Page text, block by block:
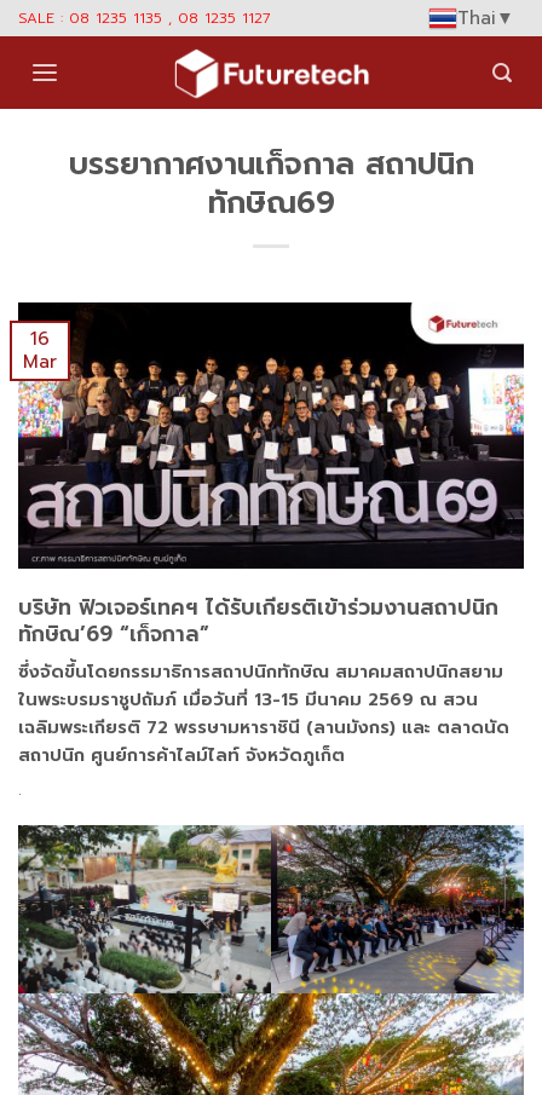
Skip
content
SALE : 08 1235 1135 , 08 1235 1127 Thai▼
บรรยากาศงานเก็จกาล สถาปนิก
ทักษิณ69
16
Mar
บริษัท ฟิวเจอร์เทคฯ ได้รับเกียรติเข้าร่วมงานสถาปนิก
ทักษิณ’69 “เก็จกาล”
ซึ่งจัดขึ้นโดยกรรมาธิการสถาปนิกทักษิณ สมาคมสถาปนิกสยาม
ในพระบรมราชูปถัมภ์ เมื่อวันที่ 13-15 มีนาคม 2569 ณ สวน
เฉลิมพระเกียรติ 72 พรรษามหาราชินี (ลานมังกร) และ ตลาดนัด
สถาปนิก ศูนย์การค้าไลม์ไลท์ จังหวัดภูเก็ต
.